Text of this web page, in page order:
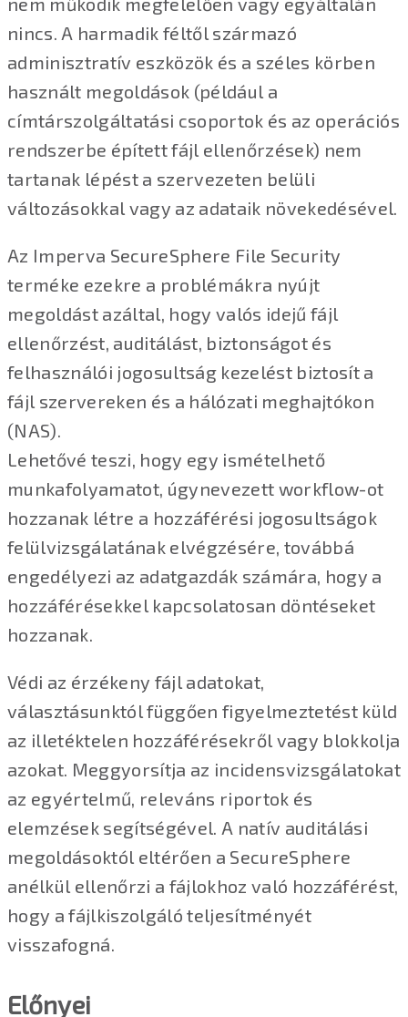
nincs. A harmadik féltől származó
adminisztratív eszközök és a széles körben
használt megoldások (például a
címtárszolgáltatási csoportok és az operációs
rendszerbe épített fájl ellenőrzések) nem
tartanak lépést a szervezeten belüli
változásokkal vagy az adataik növekedésével.
Az Imperva SecureSphere File Security
terméke ezekre a problémákra nyújt
megoldást azáltal, hogy valós idejű fájl
ellenőrzést, auditálást, biztonságot és
felhasználói jogosultság kezelést biztosít a
fájl szervereken és a hálózati meghajtókon
(NAS).
Lehetővé teszi, hogy egy ismételhető
munkafolyamatot, úgynevezett workflow-ot
hozzanak létre a hozzáférési jogosultságok
felülvizsgálatának elvégzésére, továbbá
engedélyezi az adatgazdák számára, hogy a
hozzáférésekkel kapcsolatosan döntéseket
hozzanak.
Védi az érzékeny fájl adatokat,
választásunktól függően figyelmeztetést küld
az illetéktelen hozzáférésekről vagy blokkolja
azokat. Meggyorsítja az incidensvizsgálatokat
az egyértelmű, releváns riportok és
elemzések segítségével. A natív auditálási
megoldásoktól eltérően a SecureSphere
anélkül ellenőrzi a fájlokhoz való hozzáférést,
hogy a fájlkiszolgáló teljesítményét
visszafogná.
Előnyei